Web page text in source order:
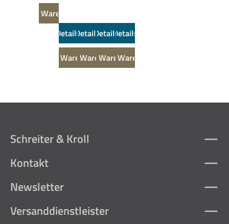
In den Warenkorb
Details
In den Warenkorb
Details
In den Warenkorb
Details
In den Warenkorb
Details
In den Warenkorb
Schreiter & Kroll
Kontakt
Newsletter
Versanddienstleister